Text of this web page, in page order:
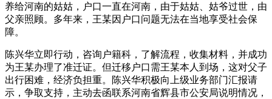
养给河南的姑姑，户口一直在河南，由于姑姑、姑爷过世，由
父亲照顾。多年来，王某因户口问题无法在当地享受社会保
障。
陈兴华立即行动，咨询户籍科，了解流程，收集材料，并成功
为王某办理了准迁证。但迁移户口需王某本人到场，这对父子
出行困难，经济负担重。陈兴华积极向上级业务部门汇报请
示，争取支持，主动去函联系河南省辉县市公安局说明情况，